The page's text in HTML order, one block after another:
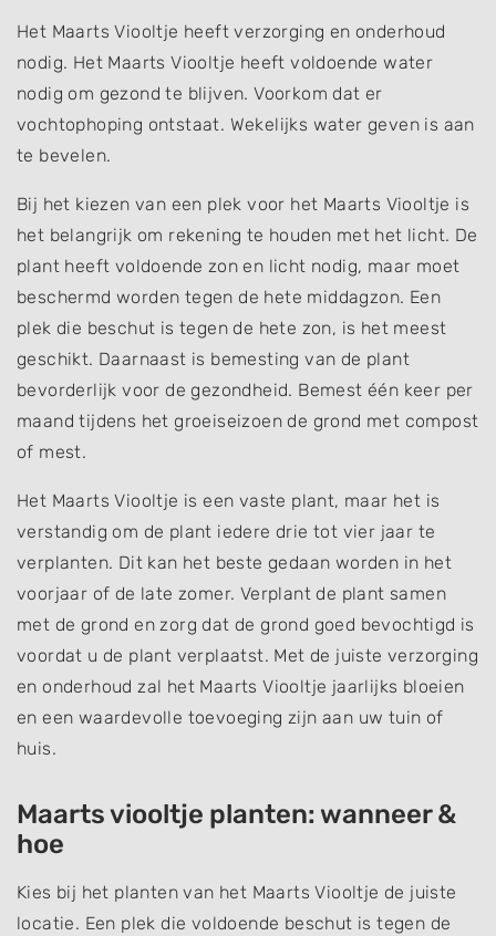
Het Maarts Viooltje heeft verzorging en onderhoud
nodig. Het Maarts Viooltje heeft voldoende water
nodig om gezond te blijven. Voorkom dat er
vochtophoping ontstaat. Wekelijks water geven is aan
te bevelen.
Bij het kiezen van een plek voor het Maarts Viooltje is
het belangrijk om rekening te houden met het licht. De
plant heeft voldoende zon en licht nodig, maar moet
beschermd worden tegen de hete middagzon. Een
plek die beschut is tegen de hete zon, is het meest
geschikt. Daarnaast is bemesting van de plant
bevorderlijk voor de gezondheid. Bemest één keer per
maand tijdens het groeiseizoen de grond met compost
of mest.
Het Maarts Viooltje is een vaste plant, maar het is
verstandig om de plant iedere drie tot vier jaar te
verplanten. Dit kan het beste gedaan worden in het
voorjaar of de late zomer. Verplant de plant samen
met de grond en zorg dat de grond goed bevochtigd is
voordat u de plant verplaatst. Met de juiste verzorging
en onderhoud zal het Maarts Viooltje jaarlijks bloeien
en een waardevolle toevoeging zijn aan uw tuin of
huis.
Maarts viooltje planten: wanneer &
hoe
Kies bij het planten van het Maarts Viooltje de juiste
locatie. Een plek die voldoende beschut is tegen de